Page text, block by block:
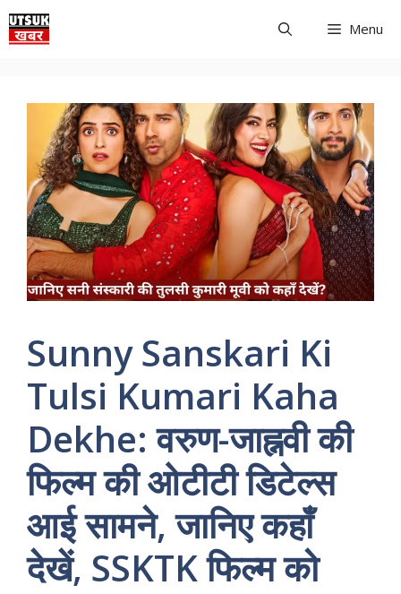
Skip
to
Menu
Sunny Sanskari Ki
Tulsi Kumari Kaha
Dekhe: वरुण-जाह्नवी की
फिल्म की ओटीटी डिटेल्स
आई सामने, जानिए कहाँ
देखें, SSKTK फिल्म को